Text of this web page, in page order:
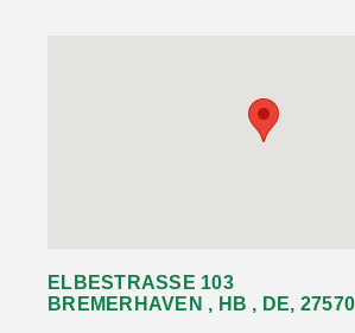
ELBESTRASSE 103
BREMERHAVEN , HB , DE, 27570